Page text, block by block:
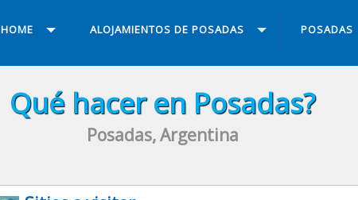
HOME ALOJAMIENTOS DE POSADAS POSADAS
Qué hacer en Posadas?
Posadas, Argentina